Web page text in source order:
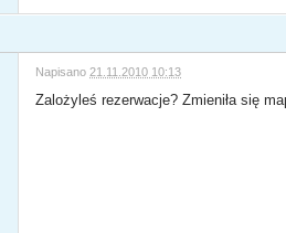
Napisano 21.11.2010 10:13
Zalożyleś rezerwacje? Zmieniła się